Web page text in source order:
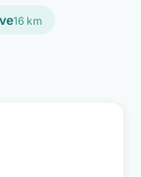
16 km